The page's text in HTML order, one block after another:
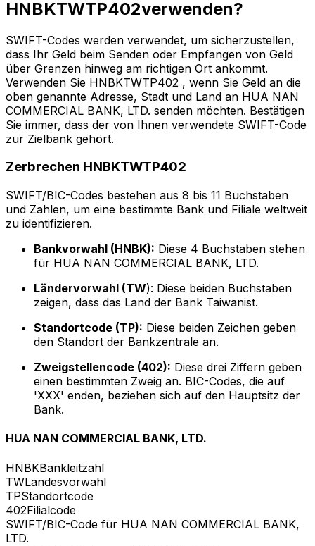
HNBKTWTP402verwenden?
SWIFT-Codes werden verwendet, um sicherzustellen,
dass Ihr Geld beim Senden oder Empfangen von Geld
über Grenzen hinweg am richtigen Ort ankommt.
Verwenden Sie HNBKTWTP402 , wenn Sie Geld an die
oben genannte Adresse, Stadt und Land an HUA NAN
COMMERCIAL BANK, LTD. senden möchten. Bestätigen
Sie immer, dass der von Ihnen verwendete SWIFT-Code
zur Zielbank gehört.
Zerbrechen HNBKTWTP402
SWIFT/BIC-Codes bestehen aus 8 bis 11 Buchstaben
und Zahlen, um eine bestimmte Bank und Filiale weltweit
zu identifizieren.
Bankvorwahl (HNBK): Diese 4 Buchstaben stehen
für HUA NAN COMMERCIAL BANK, LTD.
Ländervorwahl (TW): Diese beiden Buchstaben
zeigen, dass das Land der Bank Taiwanist.
Standortcode (TP): Diese beiden Zeichen geben
den Standort der Bankzentrale an.
Zweigstellencode (402): Diese drei Ziffern geben
einen bestimmten Zweig an. BIC-Codes, die auf
'XXX' enden, beziehen sich auf den Hauptsitz der
Bank.
HUA NAN COMMERCIAL BANK, LTD.
HNBKBankleitzahl
TWLandesvorwahl
TPStandortcode
402Filialcode
SWIFT/BIC-Code für HUA NAN COMMERCIAL BANK,
LTD.